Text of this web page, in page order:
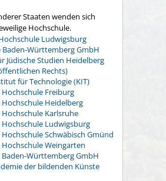
Staaten wenden sich
Hochschule.
Ludwigsburg
Baden-Württemberg GmbH
Jüdische Studien Heidelberg
Rechts)
für Technologie (KIT)
Hochschule Freiburg
Hochschule Heidelberg
Hochschule Karlsruhe
Hochschule Ludwigsburg
Hochschule Schwäbisch Gmünd
Hochschule Weingarten
Württemberg GmbH
der bildenden Künste